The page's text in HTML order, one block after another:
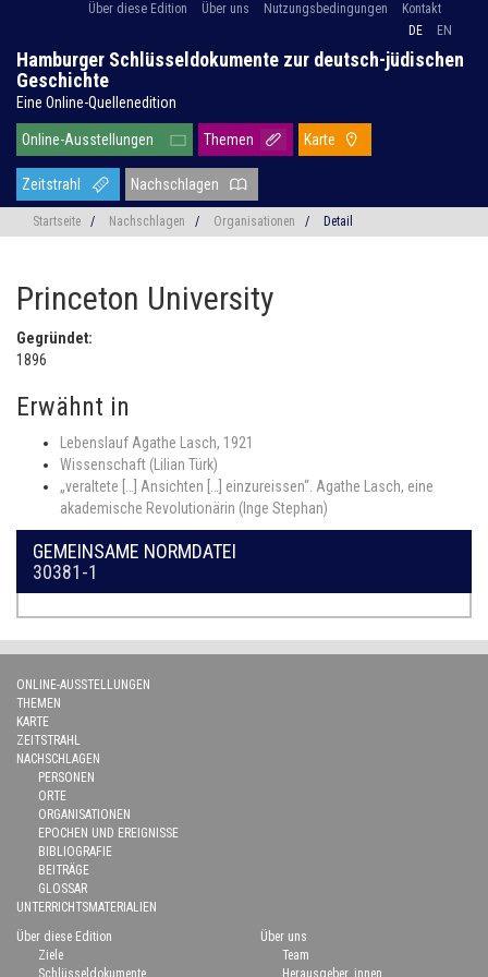
Über diese Edition Über uns Nutzungsbedingungen
Kontakt
DE
EN
Hamburger Schlüsseldokumente zur deutsch-jüdischen
Geschichte
Eine Online-Quellenedition
Online-Ausstellungen Themen Karte
Zeitstrahl Nachschlagen
Startseite / Nachschlagen / Organisationen / Detail
Princeton University
Gegründet:
1896
Erwähnt in
Lebenslauf Agathe Lasch, 1921
Wissenschaft (Lilian Türk)
„veraltete […] Ansichten […] einzureissen“. Agathe Lasch, eine
akademische Revolutionärin (Inge Stephan)
GEMEINSAME NORMDATEI
30381-1
ONLINE-AUSSTELLUNGEN
THEMEN
KARTE
ZEITSTRAHL
NACHSCHLAGEN
PERSONEN
ORTE
ORGANISATIONEN
EPOCHEN UND EREIGNISSE
BIBLIOGRAFIE
BEITRÄGE
GLOSSAR
UNTERRICHTSMATERIALIEN
Über diese Edition
Ziele
Schlüsseldokumente
Über uns
Team
Herausgeber_innen